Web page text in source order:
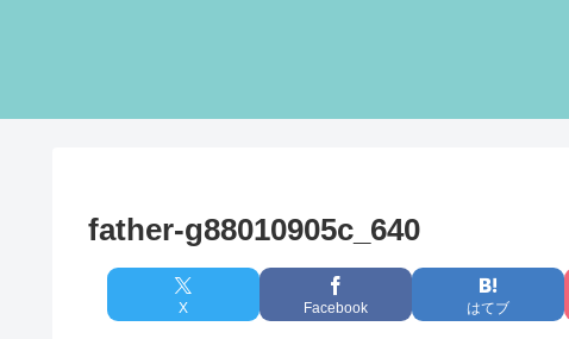
father-g88010905c_640
X Facebook はてブ